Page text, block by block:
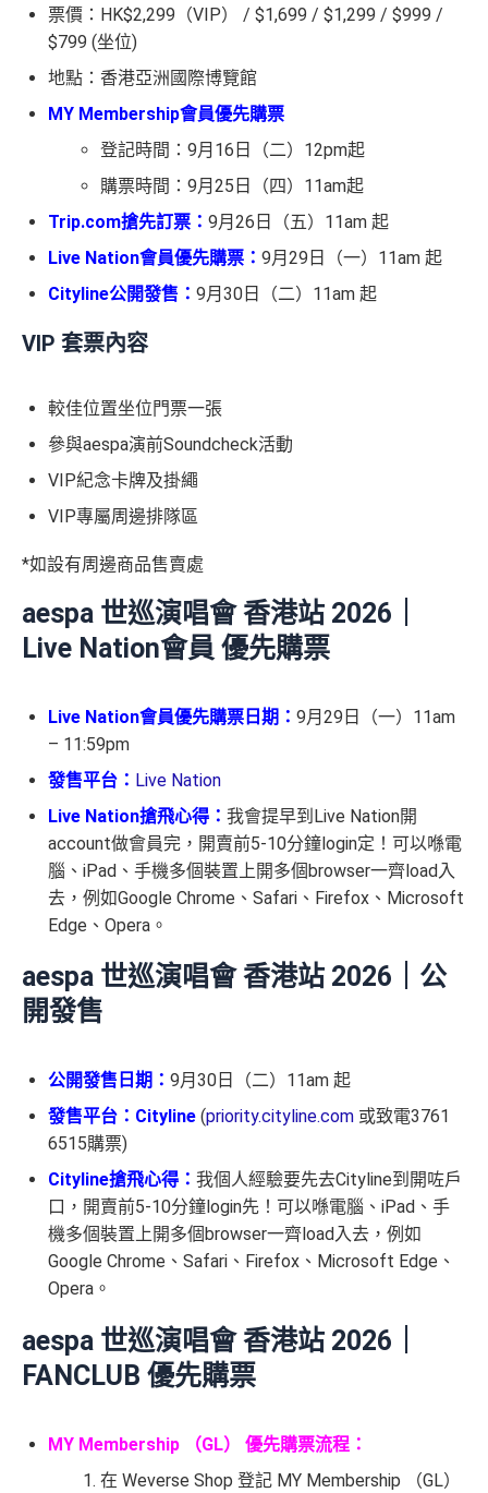
票價：HK$2,299（VIP） / $1,699 / $1,299 / $999 /
$799 (坐位)⁠
地點：香港亞洲國際博覽館
MY Membership會員優先購票
登記時間：9月16日（二）12pm起
購票時間：9月25日（四）11am起
Trip.com搶先訂票： 9月26日（五）11am 起
Live Nation會員優先購票： 9月29日（一）11am 起
Cityline公開發售： 9月30日（二）11am 起
VIP 套票內容
較佳位置坐位門票一張
參與aespa演前Soundcheck活動
VIP紀念卡牌及掛繩
VIP專屬周邊排隊區
*如設有周邊商品售賣處
aespa 世巡演唱會 香港站 2026｜
Live Nation會員 優先購票
Live Nation會員優先購票日期： 9月29日（一）11am
– 11:59pm
發售平台： Live Nation
Live Nation搶飛心得： 我會提早到Live Nation開
account做會員完，開賣前5-10分鐘login定！可以喺電
腦、iPad、手機多個裝置上開多個browser一齊load入
去，例如Google Chrome、Safari、Firefox、Microsoft
Edge、Opera。
aespa 世巡演唱會 香港站 2026｜公
開發售
公開發售日期： 9月30日（二）11am 起
發售平台：Cityline (priority.cityline.com 或致電3761
6515購票)
Cityline搶飛心得： 我個人經驗要先去Cityline到開咗戶
口，開賣前5-10分鐘login先！可以喺電腦、iPad、手
機多個裝置上開多個browser一齊load入去，例如
Google Chrome、Safari、Firefox、Microsoft Edge、
Opera。
aespa 世巡演唱會 香港站 2026｜
FANCLUB 優先購票
MY Membership （GL） 優先購票流程：
在 Weverse Shop 登記 MY Membership （GL）